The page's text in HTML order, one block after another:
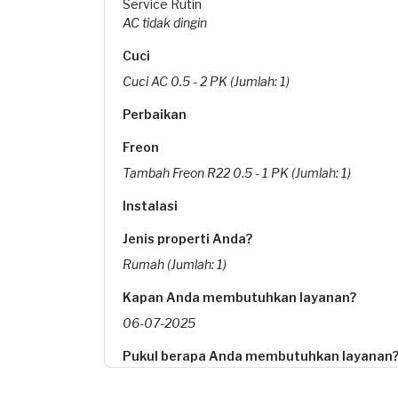
Service Rutin
AC tidak dingin
Cuci
Cuci AC 0.5 - 2 PK (Jumlah: 1)
Perbaikan
Freon
Tambah Freon R22 0.5 - 1 PK (Jumlah: 1)
Instalasi
Jenis properti Anda?
Rumah (Jumlah: 1)
Kapan Anda membutuhkan layanan?
06-07-2025
Pukul berapa Anda membutuhkan layanan?